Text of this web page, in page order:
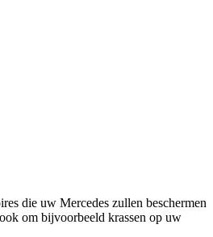
die uw Mercedes zullen beschermen
om bijvoorbeeld krassen op uw